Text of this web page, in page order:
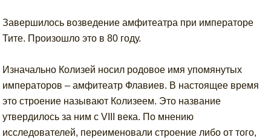
Завершилось возведение амфитеатра при императоре
Тите. Произошло это в 80 году.
Изначально Колизей носил родовое имя упомянутых
императоров – амфитеатр Флавиев. В настоящее время
это строение называют Колизеем. Это название
утвердилось за ним с VIII века. По мнению
исследователей, переименовали строение либо от того,